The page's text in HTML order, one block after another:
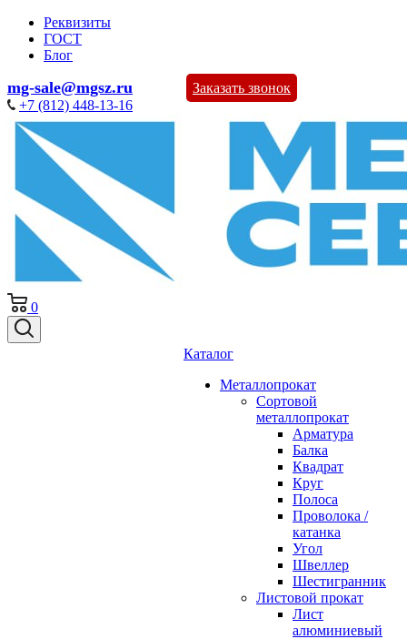
Реквизиты
ГОСТ
Блог
mg-sale@mgsz.ru
Заказать звонок
+7 (812) 448-13-16
0
Каталог
Металлопрокат
Сортовой
металлопрокат
Арматура
Балка
Квадрат
Круг
Полоса
Проволока /
катанка
Угол
Швеллер
Шестигранник
Листовой прокат
Лист
алюминиевый